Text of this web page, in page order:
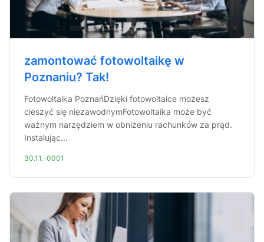
zamontować fotowoltaikę w
Poznaniu? Tak!
Fotowoltaika PoznańDzięki fotowoltaice możesz
cieszyć się niezawodnymFotowoltaika może być
ważnym narzędziem w obniżeniu rachunków za prąd.
Instalując...
30.11.-0001